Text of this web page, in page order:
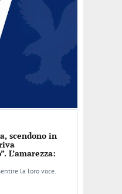
scendono in
L’amarezza:
la loro voce.